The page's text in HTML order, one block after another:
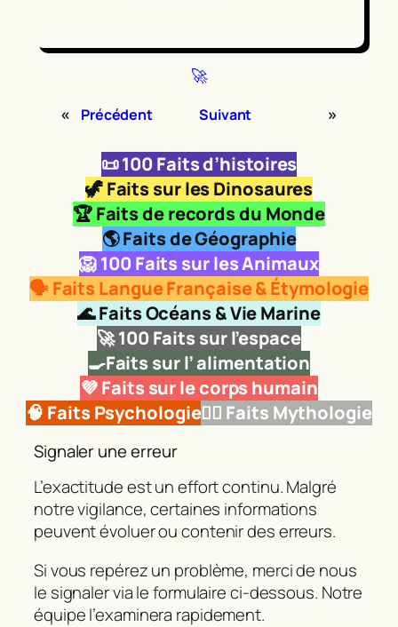
🚀
« Précédent Suivant »
📜100 Faits d’histoires
🦖Faits sur les Dinosaures
🏆 Faits de records du Monde
🌎 Faits de Géographie
🦁100 Faits sur les Animaux
🗣️ Faits Langue Française & Étymologie
🌊 Faits Océans & Vie Marine
🚀100 Faits sur l’espace
🍳Faits sur l’ alimentation
💜 Faits sur le corps humain
🧠 Faits Psychologie🧜‍♂️ Faits Mythologie
Signaler une erreur
L’exactitude est un effort continu. Malgré
notre vigilance, certaines informations
peuvent évoluer ou contenir des erreurs.
Si vous repérez un problème, merci de nous
le signaler via le formulaire ci‑dessous. Notre
équipe l’examinera rapidement.